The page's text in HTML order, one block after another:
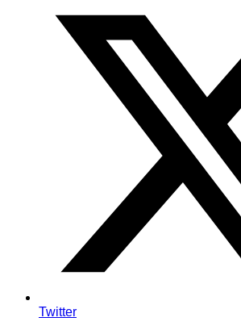
Twitter